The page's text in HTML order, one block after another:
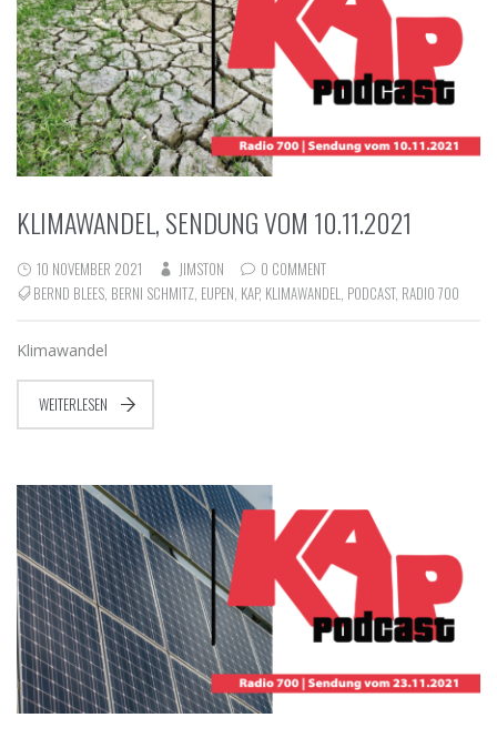
KLIMAWANDEL, SENDUNG VOM 10.11.2021
10 NOVEMBER 2021 JIMSTON
0 COMMENT
BERND BLEES BERNI SCHMITZ EUPEN KAP, KLIMAWANDEL PODCAST, RADIO 700
Klimawandel
WEITERLESEN